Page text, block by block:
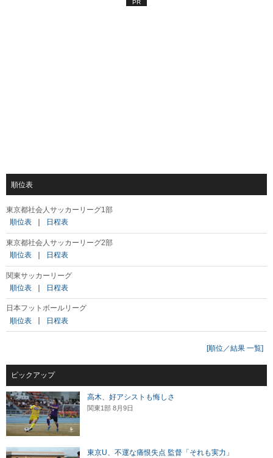
PR
順位表
東京都社会人サッカーリーグ1部
順位表
日程表
東京都社会人サッカーリーグ2部
順位表
日程表
関東サッカーリーグ
順位表
日程表
日本フットボールリーグ
順位表
日程表
[順位／結果 一覧]
ピックアップ
高木、好アシストも悔しさ
関東1部 8月9日
東京U、不運な痛恨失点 監督「それも実力」